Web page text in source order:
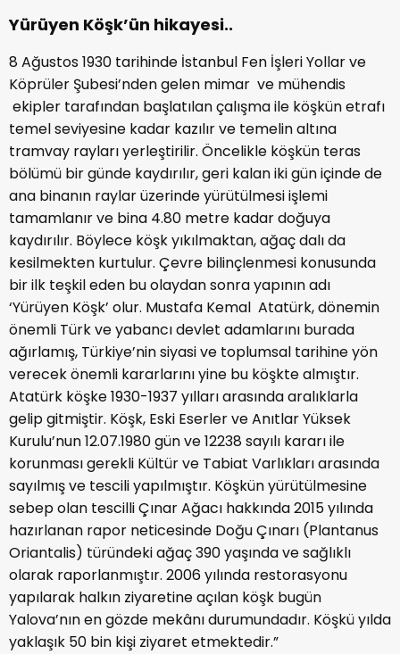
Yürüyen Köşk’ün hikayesi..
8 Ağustos 1930 tarihinde İstanbul Fen İşleri Yollar ve
Köprüler Şubesi’nden gelen mimar ve mühendis
ekipler tarafından başlatılan çalışma ile köşkün etrafı
temel seviyesine kadar kazılır ve temelin altına
tramvay rayları yerleştirilir. Öncelikle köşkün teras
bölümü bir günde kaydırılır, geri kalan iki gün içinde de
ana binanın raylar üzerinde yürütülmesi işlemi
tamamlanır ve bina 4.80 metre kadar doğuya
kaydırılır. Böylece köşk yıkılmaktan, ağaç dalı da
kesilmekten kurtulur. Çevre bilinçlenmesi konusunda
bir ilk teşkil eden bu olaydan sonra yapının adı
‘Yürüyen Köşk’ olur. Mustafa Kemal Atatürk, dönemin
önemli Türk ve yabancı devlet adamlarını burada
ağırlamış, Türkiye’nin siyasi ve toplumsal tarihine yön
verecek önemli kararlarını yine bu köşkte almıştır.
Atatürk köşke 1930-1937 yılları arasında aralıklarla
gelip gitmiştir. Köşk, Eski Eserler ve Anıtlar Yüksek
Kurulu’nun 12.07.1980 gün ve 12238 sayılı kararı ile
korunması gerekli Kültür ve Tabiat Varlıkları arasında
sayılmış ve tescili yapılmıştır. Köşkün yürütülmesine
sebep olan tescilli Çınar Ağacı hakkında 2015 yılında
hazırlanan rapor neticesinde Doğu Çınarı (Plantanus
Oriantalis) türündeki ağaç 390 yaşında ve sağlıklı
olarak raporlanmıştır. 2006 yılında restorasyonu
yapılarak halkın ziyaretine açılan köşk bugün
Yalova’nın en gözde mekânı durumundadır. Köşkü yılda
yaklaşık 50 bin kişi ziyaret etmektedir.”